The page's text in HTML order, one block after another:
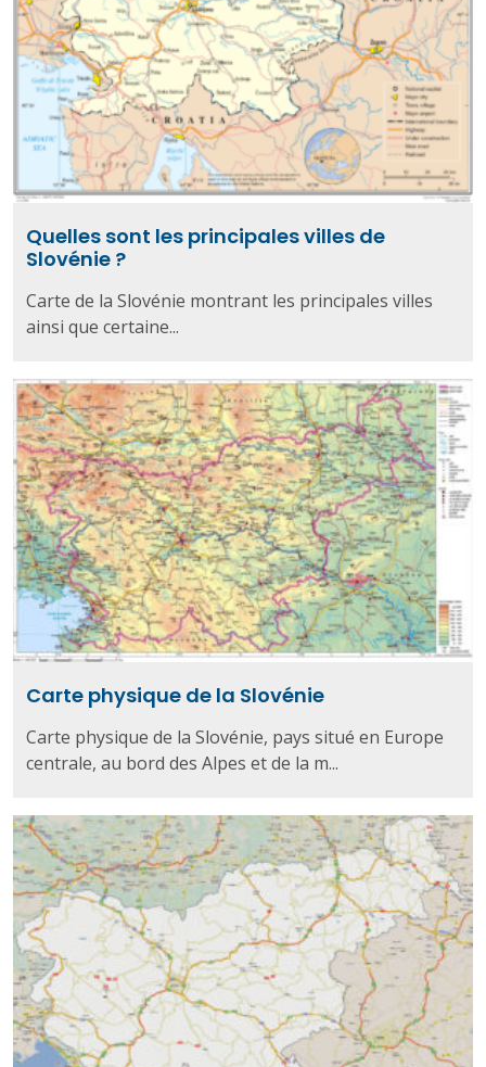
Quelles sont les principales villes de
Slovénie ?
Carte de la Slovénie montrant les principales villes
ainsi que certaine...
Carte physique de la Slovénie
Carte physique de la Slovénie, pays situé en Europe
centrale, au bord des Alpes et de la m...